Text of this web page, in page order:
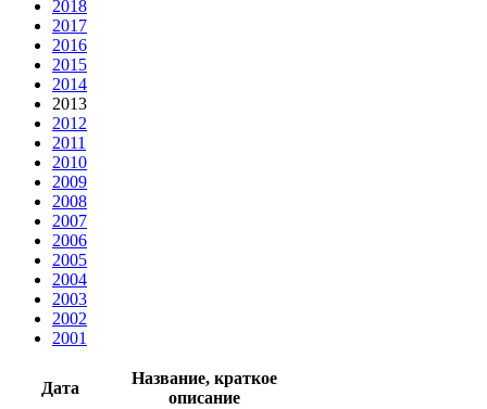
2018
2017
2016
2015
2014
2013
2012
2011
2010
2009
2008
2007
2006
2005
2004
2003
2002
2001
Дата
Название, краткое
описание